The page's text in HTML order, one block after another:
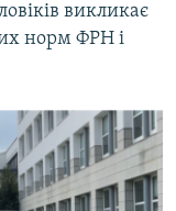
викликає
норм ФРН і